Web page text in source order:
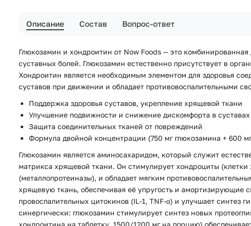
Описание Состав Вопрос-ответ
Глюкозамин и хондроитин от Now Foods — это
суставных болей. Глюкозамин естественно присутствует в
Хондроитин является необходимым элементом для здоровья
суставов при движении и обладает противовоспалительными
Поддержка здоровья суставов, укрепление хрящевой ткани
Улучшение подвижности и снижение дискомфорта в суставах
Защита соединительных тканей от повреждений
Формула двойной концентрации (750 мг глюкозамина + 600
Глюкозамин является аминосахаридом, который служит
матрикса хрящевой ткани. Он стимулирует хондроциты
(металлопротеиназы), и обладает мягким
хрящевую ткань, обеспечивая её упругость и
провоспалительных цитокинов (IL-1, TNF-α) и улучшает синтез
синергически: глюкозамин стимулирует синтез новых
хондроитина на таблетку, 1500/1200 мг на порцию)